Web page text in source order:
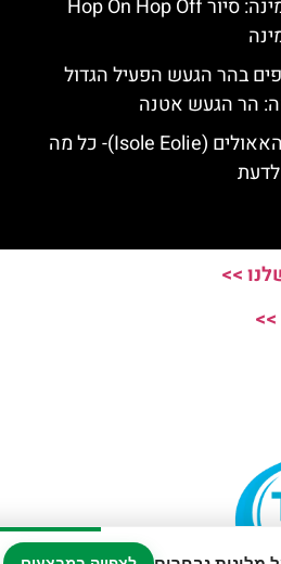
בטאורמינה: סיור Hop On Hop Off
בהר הגעש הפעיל הגדול
הר הגעש אטנה
האיים האאולים (Isole Eolie)- כל מה
>>